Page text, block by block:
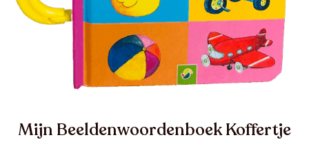
Mijn Beeldenwoordenboek Koffertje